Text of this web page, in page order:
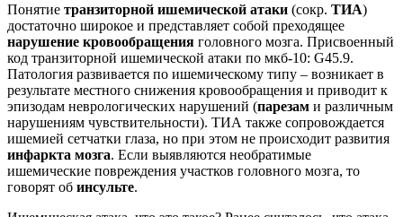
Понятие транзиторной ишемической атаки (сокр. ТИА)
достаточно широкое и представляет собой преходящее
нарушение кровообращения головного мозга. Присвоенный
код транзиторной ишемической атаки по мкб-10: G45.9.
Патология развивается по ишемическому типу – возникает в
результате местного снижения кровообращения и приводит к
эпизодам неврологических нарушений (парезам и различным
нарушениям чувствительности). ТИА также сопровождается
ишемией сетчатки глаза, но при этом не происходит развития
инфаркта мозга. Если выявляются необратимые
ишемические повреждения участков головного мозга, то
говорят об инсульте.